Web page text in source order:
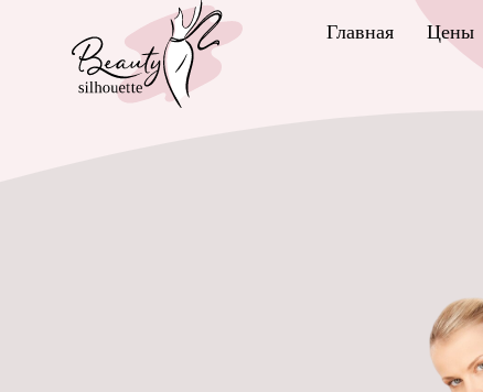
Главная Цены